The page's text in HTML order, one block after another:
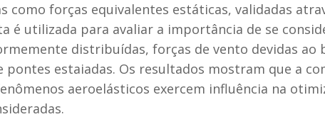
como forças equivalentes estáticas, validadas
é utilizada para avaliar a importância de se
distribuídas, forças de vento devidas ao
estaiadas. Os resultados mostram que a
aeroelásticos exercem influência na